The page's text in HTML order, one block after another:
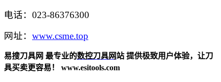
电话： 023-86376300
网址： www.csme.top
易搜刀具网 最专业的数控刀具网站 提供极致用户体验，让刀
具买卖更容易！ www.esitools.com